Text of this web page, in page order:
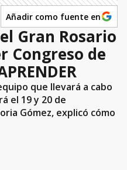
Añadir como fuente en
Gran Rosario
Congreso de
que llevará a cabo
el 19 y 20 de
Gómez, explicó cómo